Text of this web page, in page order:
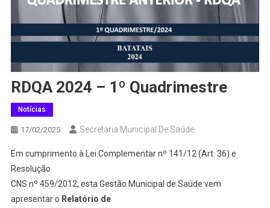
RDQA 2024 – 1º Quadrimestre
Notícias
17/02/2025 Secretaria Municipal De Saúde
Em cumprimento à Lei Complementar nº 141/12 (Art. 36) e
Resolução
CNS nº 459/2012, esta Gestão Municipal de Saúde vem
apresentar o Relatório de